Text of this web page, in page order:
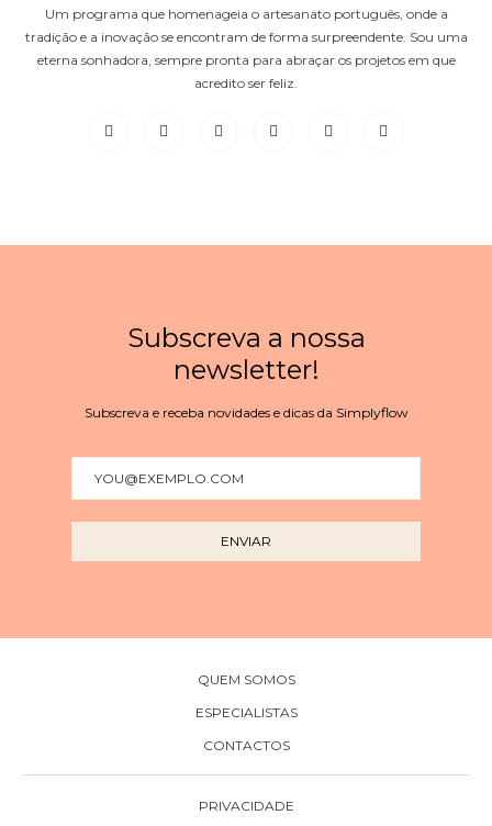
Um programa que homenageia o artesanato português, onde a
tradição e a inovação se encontram de forma surpreendente. Sou uma
eterna sonhadora, sempre pronta para abraçar os projetos em que
acredito ser feliz.
Subscreva a nossa
newsletter!
Subscreva e receba novidades e dicas da Simplyflow
QUEM SOMOS
ESPECIALISTAS
CONTACTOS
PRIVACIDADE